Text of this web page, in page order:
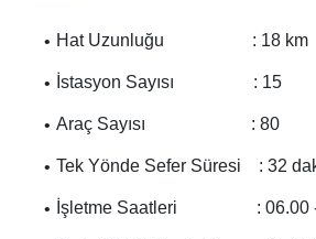
Hat Uzunluğu : 18 km
İstasyon Sayısı : 15
Araç Sayısı : 80
Tek Yönde Sefer Süresi : 32
İşletme Saatleri : 06.00 -